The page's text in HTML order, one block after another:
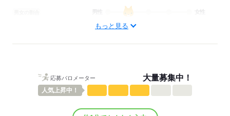
男性 女性
配属先部署：
配送部門
（男6：女4）
もっと見る
応募バロメーター 大量募集中！
人気上昇中！